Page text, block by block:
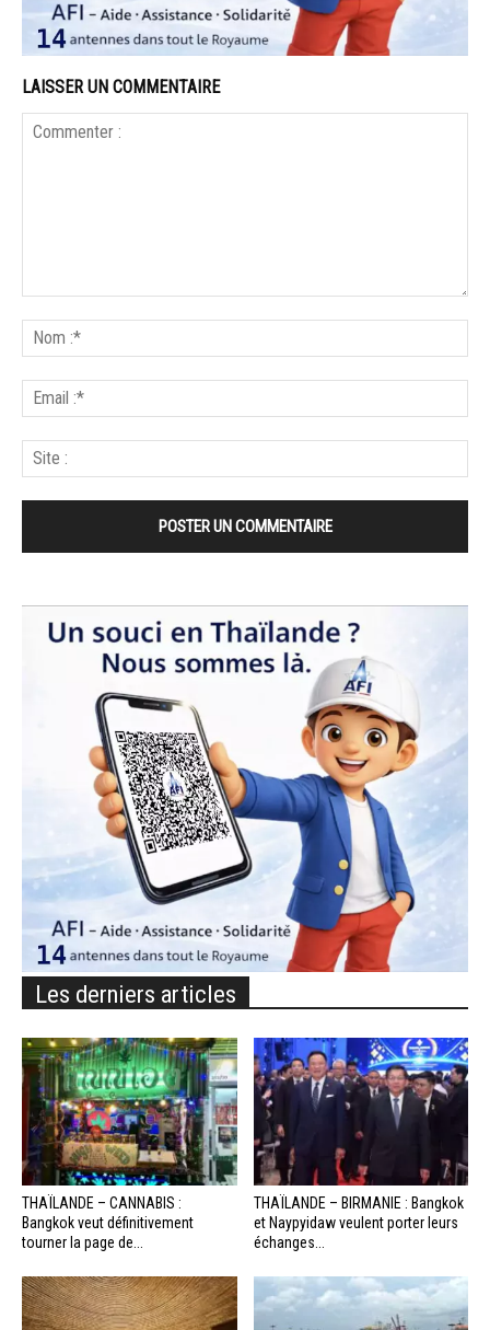
LAISSER UN COMMENTAIRE
Les derniers articles
THAÏLANDE – CANNABIS :
Bangkok veut définitivement
tourner la page de...
THAÏLANDE – BIRMANIE : Bangkok
et Naypyidaw veulent porter leurs
échanges...